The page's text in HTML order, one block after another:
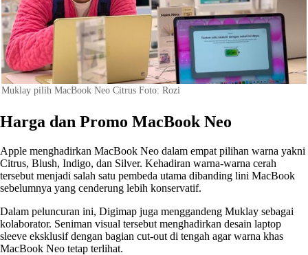
Muklay pilih MacBook Neo Citrus Foto: Rozi
Harga dan Promo MacBook Neo
Apple menghadirkan MacBook Neo dalam empat pilihan warna yakni
Citrus, Blush, Indigo, dan Silver. Kehadiran warna-warna cerah
tersebut menjadi salah satu pembeda utama dibanding lini MacBook
sebelumnya yang cenderung lebih konservatif.
Dalam peluncuran ini, Digimap juga menggandeng Muklay sebagai
kolaborator. Seniman visual tersebut menghadirkan desain laptop
sleeve eksklusif dengan bagian cut-out di tengah agar warna khas
MacBook Neo tetap terlihat.